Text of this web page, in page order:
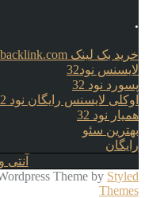
.
خرید بک لینک behtarinbacklink.com
لایسنس نود32
پسورد نود 32
اوکلی لایسنس رایگان نود 32
همیار نود 32
بهترین سئو
رایگان
Theme by Styled
Themes